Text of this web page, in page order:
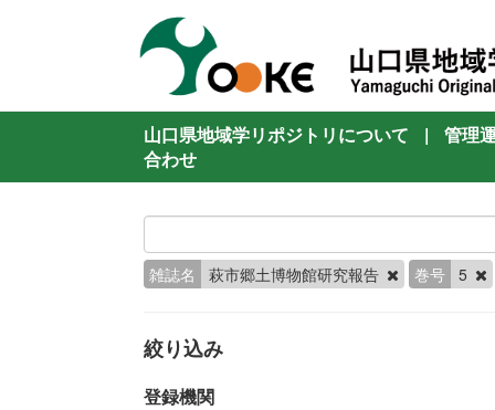
山口県地域学リポジトリについて |
管理
合わせ
雑誌名 萩市郷土博物館研究報告 巻号 5
絞り込み
登録機関